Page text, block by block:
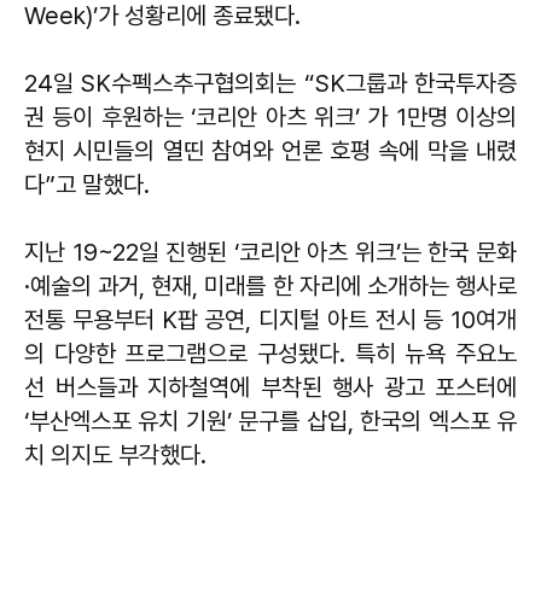
Week)’가 성황리에 종료됐다.
24일 SK수펙스추구협의회는 “SK그룹과 한국투자증
권 등이 후원하는 ‘코리안 아츠 위크’ 가 1만명 이상의
현지 시민들의 열띤 참여와 언론 호평 속에 막을 내렸
다”고 말했다.
지난 19~22일 진행된 ‘코리안 아츠 위크’는 한국 문화
·예술의 과거, 현재, 미래를 한 자리에 소개하는 행사로
전통 무용부터 K팝 공연, 디지털 아트 전시 등 10여개
의 다양한 프로그램으로 구성됐다. 특히 뉴욕 주요노
선 버스들과 지하철역에 부착된 행사 광고 포스터에
‘부산엑스포 유치 기원’ 문구를 삽입, 한국의 엑스포 유
치 의지도 부각했다.